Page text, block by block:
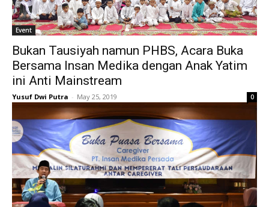
Event
Bukan Tausiyah namun PHBS, Acara Buka
Bersama Insan Medika dengan Anak Yatim
ini Anti Mainstream
Yusuf Dwi Putra - May 25, 2019 0